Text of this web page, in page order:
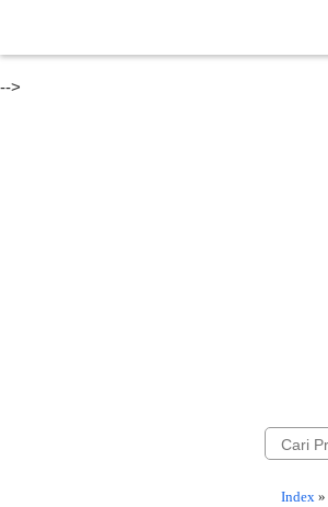
-->
Index »